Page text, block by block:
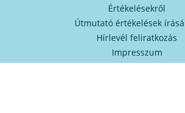
Értékelésekről
Útmutató értékelések
Hírlevél feliratkozás
Impresszum